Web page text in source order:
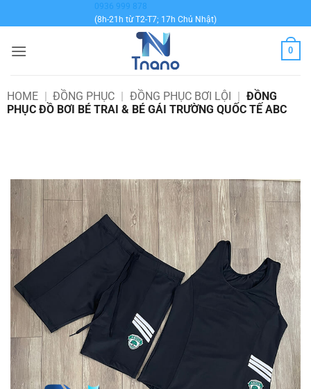
qua
dung
0936 999 878
(8h-21h từ T2-T7; 17h Chủ Nhật)
0
HOME | ĐỒNG PHỤC | ĐỒNG PHỤC BƠI LỘI | ĐỒNG
PHỤC ĐỒ BƠI BÉ TRAI & BÉ GÁI TRƯỜNG QUỐC TẾ ABC